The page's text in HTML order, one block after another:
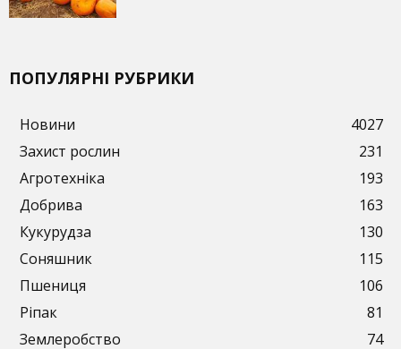
ПОПУЛЯРНІ РУБРИКИ
Новини
4027
Захист рослин
231
Агротехніка
193
Добрива
163
Кукурудза
130
Соняшник
115
Пшениця
106
Ріпак
81
Землеробство
74